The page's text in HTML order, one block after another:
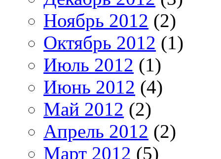
Ноябрь 2012 (2)
Октябрь 2012 (1)
Июль 2012 (1)
Июнь 2012 (4)
Май 2012 (2)
Апрель 2012 (2)
Март 2012 (5)